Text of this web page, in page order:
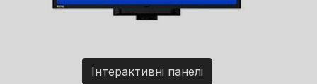
Інтерактивні панелі